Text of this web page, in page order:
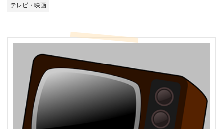
テレビ・映画